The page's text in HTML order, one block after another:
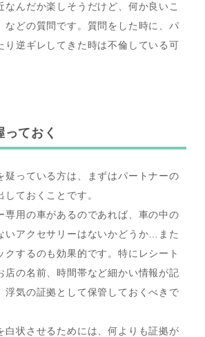
なんだか楽しそうだけど、何か良いこ
などの質問です。質問をした時に、パ
り逆ギレしてきた時は不倫している可
ておく
疑っている方は、まずはパートナーの
ておくことです。
専用の車があるのであれば、車の中の
いアクセサリーはないかどうか…また
クするのも効果的です。特にレシート
店の名前、時間帯など細かい情報が記
浮気の証拠として保管しておくべきで
白状させるためには、何よりも証拠が